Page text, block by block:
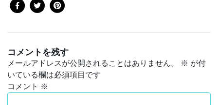
コメントを残す
メールアドレスが公開されることはありません。 ※ が付
いている欄は必須項目です
コメント ※